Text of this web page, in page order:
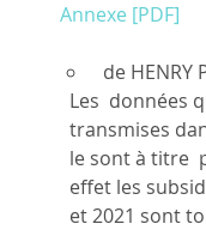
Annexe [PDF]
de HENRY
Les  données
transmises
le sont à titre
effet les
et 2021 sont